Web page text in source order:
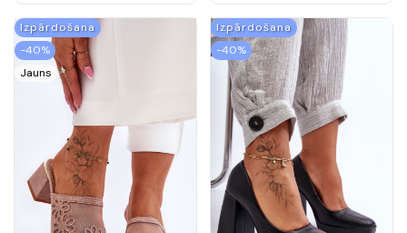
Izpārdošana
-40%
Jauns
Izpārdošana
-40%